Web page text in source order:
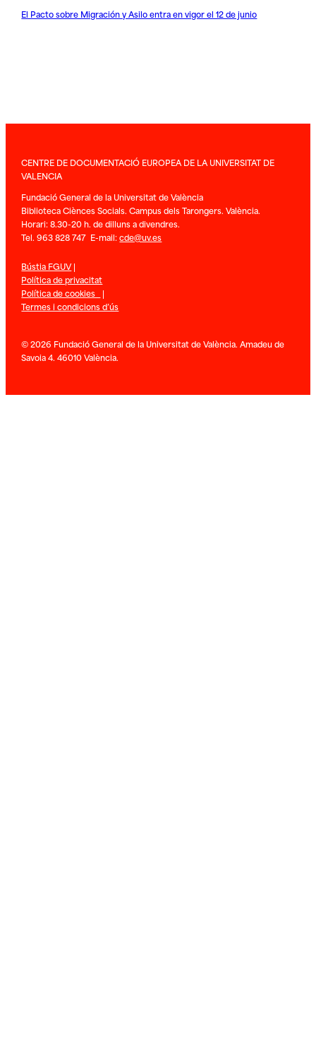
El Pacto sobre Migración y Asilo entra en vigor el 12 de junio
CENTRE DE DOCUMENTACIÓ EUROPEA DE LA UNIVERSITAT DE
VALENCIA
Fundació General de la Universitat de València
Biblioteca Ciènces Socials. Campus dels Tarongers. València.
Horari: 8.30-20 h. de dilluns a divendres.
Tel. 963 828 747 E-mail:cde@uv.es
Bústia FGUV|
Política de privacitat
Política de cookies |
Termes i condicions d’ús
© 2026 Fundació General de la Universitat de València. Amadeu de
Savoia 4. 46010 València.